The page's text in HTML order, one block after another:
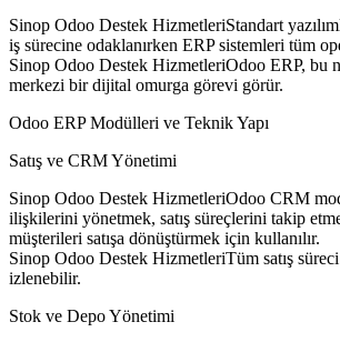
Sinop Odoo Destek HizmetleriStandart
iş sürecine odaklanırken ERP sistemleri tüm
Sinop Odoo Destek HizmetleriOdoo ERP, bu
merkezi bir dijital omurga görevi görür.
Odoo ERP Modülleri ve Teknik Yapı
Satış ve CRM Yönetimi
Sinop Odoo Destek HizmetleriOdoo CRM
ilişkilerini yönetmek, satış süreçlerini takip
müşterileri satışa dönüştürmek için kullanılır.
Sinop Odoo Destek HizmetleriTüm satış
izlenebilir.
Stok ve Depo Yönetimi